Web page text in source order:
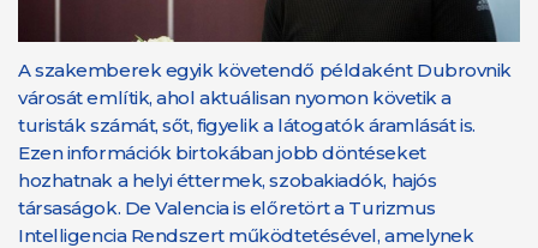
A szakemberek egyik követendő példaként Dubrovnik
városát említik, ahol aktuálisan nyomon követik a
turisták számát, sőt, figyelik a látogatók áramlását is.
Ezen információk birtokában jobb döntéseket
hozhatnak a helyi éttermek, szobakiadók, hajós
társaságok. De Valencia is előretört a Turizmus
Intelligencia Rendszert működtetésével, amelynek